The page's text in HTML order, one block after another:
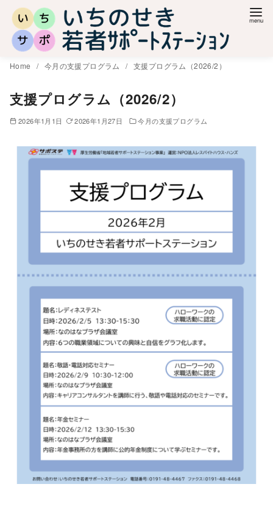
Home 今月の支援プログラム 支援プログラム（2026/2）
支援プログラム（2026/2）
2026年1月1日 2026年1月27日 今月の支援プログラム